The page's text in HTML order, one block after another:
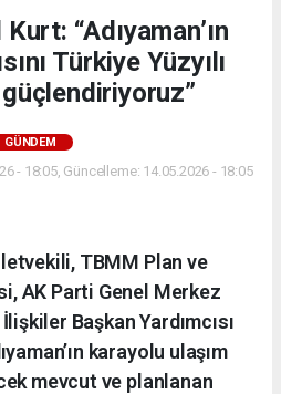
“Adıyaman’ın
Türkiye Yüzyılı
GÜNDEM
- 18:05, Güncelleme: 14.05.2026 - 18:05
TBMM Plan ve
AK Parti Genel Merkez
Başkan Yardımcısı
karayolu ulaşım
mevcut ve planlanan